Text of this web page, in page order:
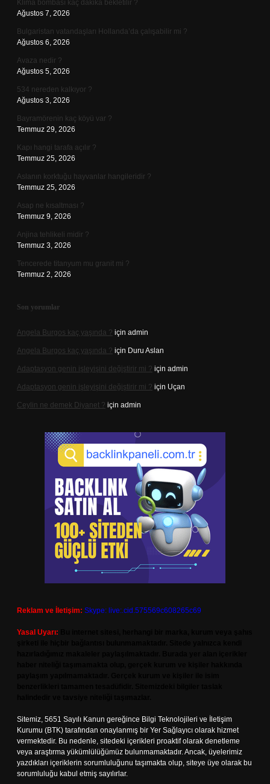
Klima bombası kaç dakika bekletilir ?
Ağustos 7, 2026
Bulgaristan vatandaşları Hollanda’da çalışabilir mi ?
Ağustos 6, 2026
Avaza nedir ?
Ağustos 5, 2026
534 nereden kalkıyor ?
Ağustos 3, 2026
Bayramörenin kaç köyü var ?
Temmuz 29, 2026
Kapı hangi tarafa açılır ?
Temmuz 25, 2026
Aslanın korktuğu hayvanlar hangileridir ?
Temmuz 25, 2026
Asap ne kısaltması ?
Temmuz 9, 2026
Anjina tehlikeli midir ?
Temmuz 3, 2026
Tencerede titanyum mu granit mi ?
Temmuz 2, 2026
Son yorumlar
Angela Burgos kaç yaşında ? için admin
Angela Burgos kaç yaşında ? için Duru Aslan
Adaptasyon genin işleyişini değiştirir mi ? için admin
Adaptasyon genin işleyişini değiştirir mi ? için Uçan
Ceylin ne demek Diyanet ? için admin
Reklam ve İletişim: Skype: live:.cid.575569c608265c69
Yasal Uyarı:
Sitemiz, 5651 Sayılı Kanun gereğince Bilgi Teknolojileri ve İletişim
Kurumu (BTK) tarafından onaylanmış bir Yer Sağlayıcı olarak hizmet
vermektedir. Bu nedenle, sitedeki içerikleri proaktif olarak denetleme
veya araştırma yükümlülüğümüz bulunmamaktadır. Ancak, üyelerimiz
yazdıkları içeriklerin sorumluluğunu taşımakta olup, siteye üye olarak bu
sorumluluğu kabul etmiş sayılırlar.